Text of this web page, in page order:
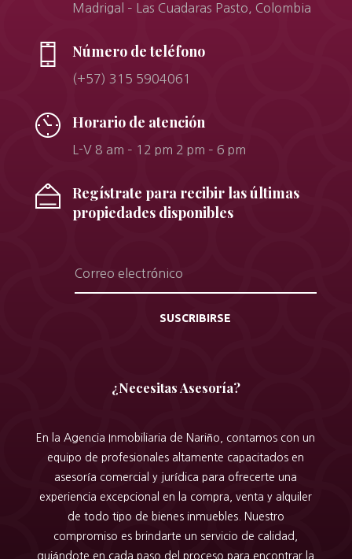
Madrigal – Las Cuadaras Pasto, Colombia
Número de teléfono
(+57) 315 5904061
Horario de atención
L-V 8 am – 12 pm 2 pm – 6 pm
Regístrate para recibir las últimas
propiedades disponibles
SUSCRIBIRSE
¿Necesitas Asesoría?
En la Agencia Inmobiliaria de Nariño, contamos con un
equipo de profesionales altamente capacitados en
asesoría comercial y jurídica para ofrecerte una
experiencia excepcional en la compra, venta y alquiler
de todo tipo de bienes inmuebles. Nuestro
compromiso es brindarte un servicio de calidad,
guiándote en cada paso del proceso para encontrar la